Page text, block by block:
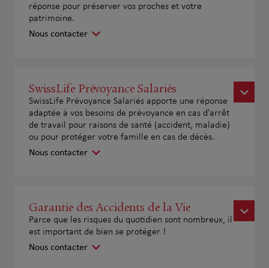
réponse pour préserver vos proches et votre
patrimoine.
Nous contacter
SwissLife Prévoyance Salariés
SwissLife Prévoyance Salariés apporte une réponse
adaptée à vos besoins de prévoyance en cas d'arrêt
de travail pour raisons de santé (accident, maladie)
ou pour protéger votre famille en cas de décès.
Nous contacter
Garantie des Accidents de la Vie
Parce que les risques du quotidien sont nombreux, il
est important de bien se protéger !
Nous contacter